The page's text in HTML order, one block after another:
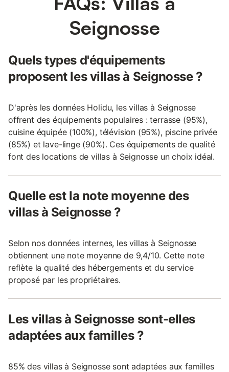
Seignosse
Quels types d'équipements
proposent les villas à Seignosse ?
D'après les données Holidu, les villas à Seignosse
offrent des équipements populaires : terrasse (95%),
cuisine équipée (100%), télévision (95%), piscine privée
(85%) et lave-linge (90%). Ces équipements de qualité
font des locations de villas à Seignosse un choix idéal.
Quelle est la note moyenne des
villas à Seignosse ?
Selon nos données internes, les villas à Seignosse
obtiennent une note moyenne de 9,4/10. Cette note
reflète la qualité des hébergements et du service
proposé par les propriétaires.
Les villas à Seignosse sont-elles
adaptées aux familles ?
85% des villas à Seignosse sont adaptées aux familles